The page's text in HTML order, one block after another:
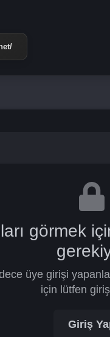
görmek
üye girişi
için lütfen
Giriş